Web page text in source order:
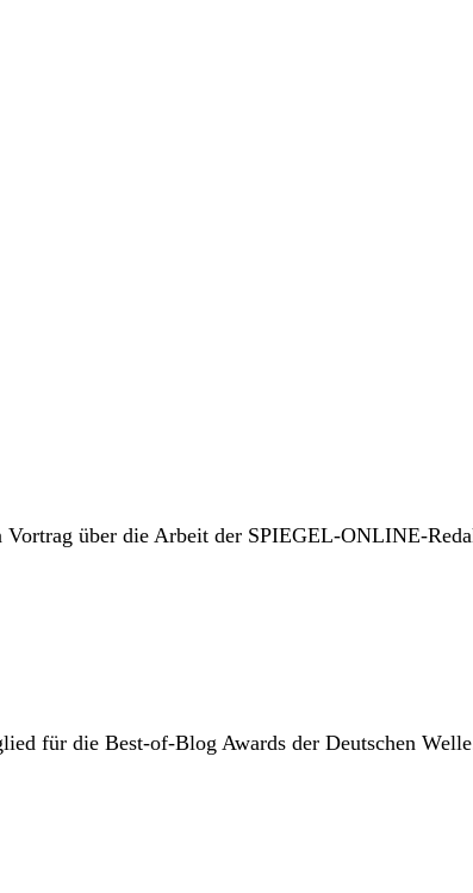
über die Arbeit der SPIEGEL-ONLINE-
für die Best-of-Blog Awards der Deutschen